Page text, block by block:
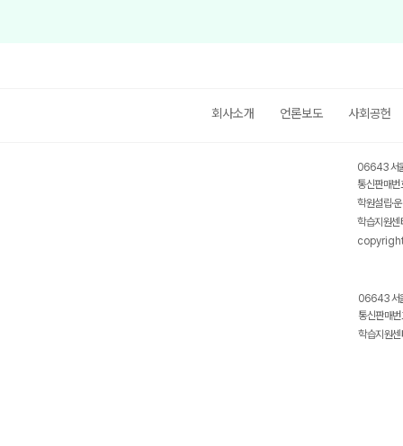
회사소개 언론보도 사회공헌
06643 서
통신판매
학원설립·
학습지원
06643 서
통신판매
학습지원